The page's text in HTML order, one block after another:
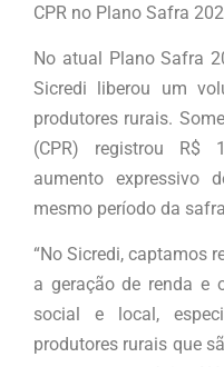
CPR no Plano Safra
No atual Plano Safra
Sicredi liberou um
produtores rurais.
(CPR) registrou R$
aumento expressivo
mesmo período da
“No Sicredi, captamos
a geração de renda e
social e local,
produtores rurais que